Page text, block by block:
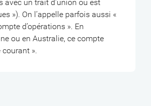
avec un trait d’union ou est
»). On l’appelle parfois aussi «
d’opérations ». En
ou en Australie, ce compte
».